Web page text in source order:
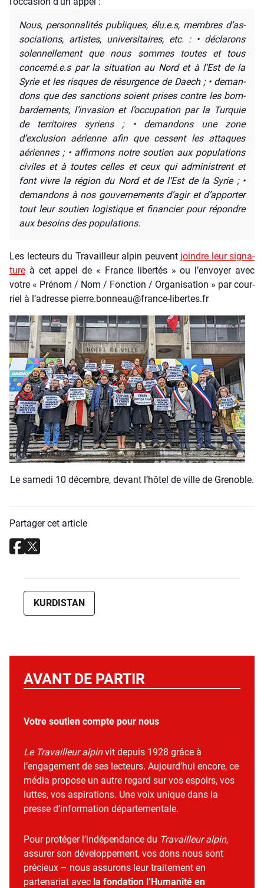
Nous, per­son­na­li­tés publiques, élu.e.s, membres d’as­
so­cia­tions, artistes, uni­ver­si­taires, etc. : • décla­rons
solen­nel­le­ment que nous sommes toutes et tous
concerné.e.s par la situa­tion au Nord et à l’Est de la
Syrie et les risques de résur­gence de Daech ; • deman­
dons que des sanc­tions soient prises contre les bom­
bar­de­ments, l’invasion et l’occupation par la Tur­quie
de ter­ri­toires syriens ; • deman­dons une zone
d’exclusion aérienne afin que cessent les attaques
aériennes ; • affir­mons notre sou­tien aux popu­la­tions
civiles et à toutes celles et ceux qui admi­nistrent et
font vivre la région du Nord et de l’Est de la Syrie ; •
deman­dons à nos gou­ver­ne­ments d’agir et d’apporter
tout leur sou­tien logis­tique et finan­cier pour répondre
aux besoins des popu­la­tions.
Les lec­teurs du Tra­vailleur alpin peuvent joindre leur signa­
ture à cet appel de « France liber­tés » ou l’en­voyer avec
votre « Pré­nom / Nom / Fonc­tion / Orga­ni­sa­tion » par cour­
riel à l’a­dresse pierre.bonneau@france-libertes.fr
Le same­di 10 décembre, devant l’hô­tel de ville de Gre­noble.
Partager cet article
KURDISTAN
AVANT DE PARTIR
Votre soutien compte pour nous
Le Travailleur alpinvit depuis 1928 grâce à
l’engagement de ses lecteurs. Aujourd’hui encore, ce
média propose un autre regard sur vos espoirs, vos
luttes, vos aspirations. Une voix unique dans la
presse d’information départementale.
Pour protéger l’indépendance du Travailleur alpin,
assurer son développement, vos dons nous sont
précieux – nous assurons leur traitement en
partenariat avec la fondation l’Humanité en